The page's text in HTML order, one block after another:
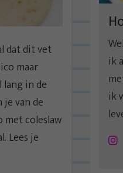
dat dit vet
maar
in de
van de
met coleslaw
Lees je
ik
ik